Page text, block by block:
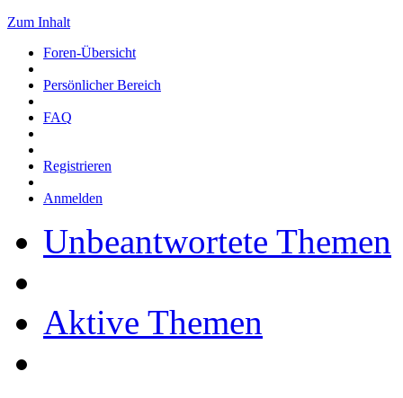
Zum Inhalt
Foren-Übersicht
Persönlicher Bereich
FAQ
Registrieren
Anmelden
Unbeantwortete Themen
Aktive Themen